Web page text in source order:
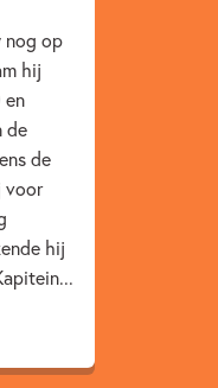
nog op
hij
en
de
de
voor
hij